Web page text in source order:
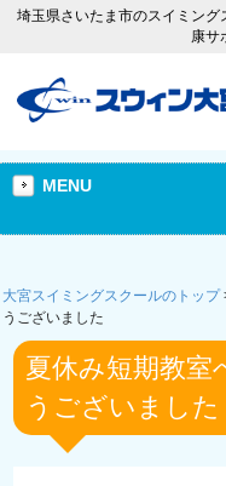
埼玉県さいたま市のスイミン
康サ
MENU
大宮スイミングスクールのトップ
うございました
夏休み短期教室
うございました